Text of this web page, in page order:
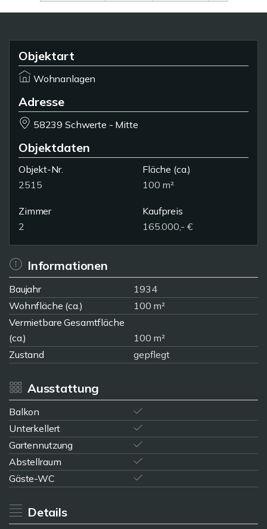
Objektart
Wohnanlagen
Adresse
58239 Schwerte - Mitte
Objektdaten
Objekt-Nr.
2515
Fläche (ca.)
100 m²
Zimmer
2
Kaufpreis
165.000,- €
Informationen
Baujahr
1934
Wohnfläche (ca.)
100 m²
Vermietbare Gesamtfläche
(ca.)
100 m²
Zustand
gepflegt
Ausstattung
Balkon
Unterkellert
Gartennutzung
Abstellraum
Gäste-WC
Details